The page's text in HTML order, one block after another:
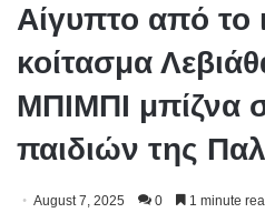
Αίγυπτο από το
κοίτασμα
ΜΠΙΜΠΙ μπίζνα
παιδιών της
August 7, 2025 0 1 minute